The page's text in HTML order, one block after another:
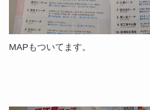
MAPもついてます。